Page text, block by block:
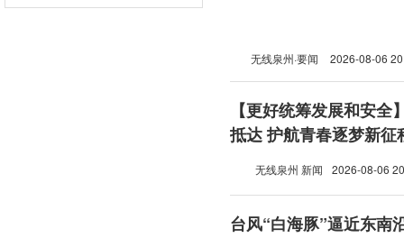
无线泉州·要闻 2026-08-06
【更好统筹发展和安全
抵达 护航青春逐梦新征
无线泉州 新闻 2026-08-06
台风“白海豚”逼近东南